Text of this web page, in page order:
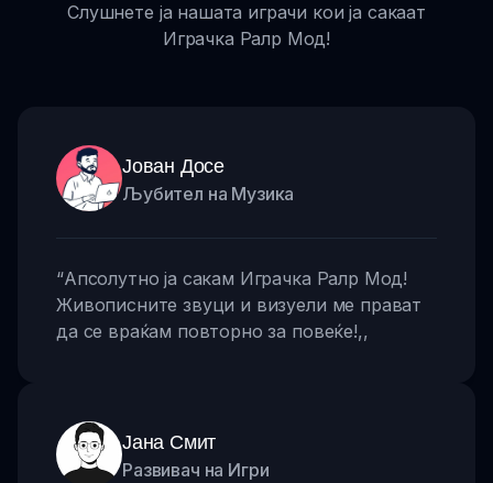
Слушнете ја нашата играчи кои ја сакаат
Играчка Ралр Мод!
Јован Досе
Љубител на Музика
“Апсолутно ја сакам Играчка Ралр Мод!
Живописните звуци и визуели ме прават
да се враќам повторно за повеќе!,,
Јана Смит
Развивач на Игри